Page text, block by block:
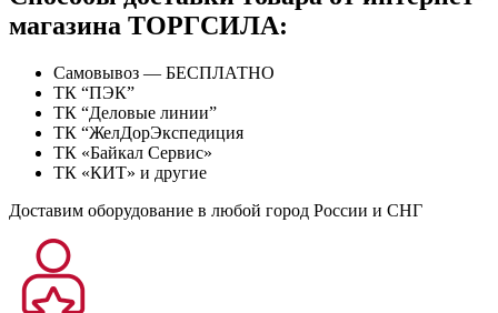
магазина ТОРГСИЛА:
Самовывоз — БЕСПЛАТНО
ТК “ПЭК”
ТК “Деловые линии”
ТК “ЖелДорЭкспедиция
ТК «Байкал Сервис»
ТК «КИТ» и другие
Доставим оборудование в любой город России и СНГ